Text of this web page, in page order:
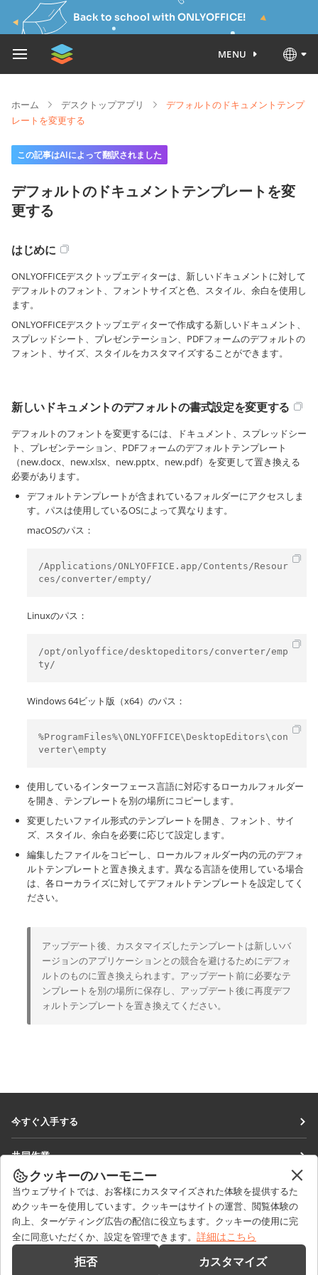
Back to school with ONLYOFFICE!
MENU
ホーム デスクトップアプリ
デフォルトのドキュメントテンプ
レートを変更する
この記事はAIによって翻訳されました
デフォルトのドキュメントテンプレートを変
更する
はじめに
ONLYOFFICEデスクトップエディターは、新しいドキュメントに対して
デフォルトのフォント、フォントサイズと色、スタイル、余白を使用し
ます。
ONLYOFFICEデスクトップエディターで作成する新しいドキュメント、
スプレッドシート、プレゼンテーション、PDFフォームのデフォルトの
フォント、サイズ、スタイルをカスタマイズすることができます。
新しいドキュメントのデフォルトの書式設定を変更する
デフォルトのフォントを変更するには、ドキュメント、スプレッドシー
ト、プレゼンテーション、PDFフォームのデフォルトテンプレート
（new.docx、new.xlsx、new.pptx、new.pdf）を変更して置き換える
必要があります。
デフォルトテンプレートが含まれているフォルダーにアクセスしま
す。パスは使用しているOSによって異なります。
macOSのパス：
/Applications/ONLYOFFICE.app/Contents/Resour
ces/converter/empty/
Linuxのパス：
/opt/onlyoffice/desktopeditors/converter/emp
ty/
Windows 64ビット版（x64）のパス：
%ProgramFiles%\ONLYOFFICE\DesktopEditors\con
verter\empty
使用しているインターフェース言語に対応するローカルフォルダー
を開き、テンプレートを別の場所にコピーします。
変更したいファイル形式のテンプレートを開き、フォント、サイ
ズ、スタイル、余白を必要に応じて設定します。
編集したファイルをコピーし、ローカルフォルダー内の元のデフォ
ルトテンプレートと置き換えます。異なる言語を使用している場合
は、各ローカライズに対してデフォルトテンプレートを設定してく
ださい。
アップデート後、カスタマイズしたテンプレートは新しいバ
ージョンのアプリケーションとの競合を避けるためにデフォ
ルトのものに置き換えられます。アップデート前に必要なテ
ンプレートを別の場所に保存し、アップデート後に再度デフ
ォルトテンプレートを置き換えてください。
今すぐ入手する
DocSpace
Workspace
コネクター
デスクトップアプリ
モバイルアプリ
共同作業
貢献者向け
翻訳者向け
インフルエンサー向け
求人情報
ニュースを見る
ブログ
ヘルプを得る
フォーラム
クッキーのハーモニー
当ウェブサイトでは、お客様にカスタマイズされた体験を提供するた
めクッキーを使用しています。クッキーはサイトの運営、閲覧体験の
向上、ターゲティング広告の配信に役立ちます。クッキーの使用に完
全に同意いただくか、設定を管理できます。 詳細はこちら
拒否 カスタマイズ